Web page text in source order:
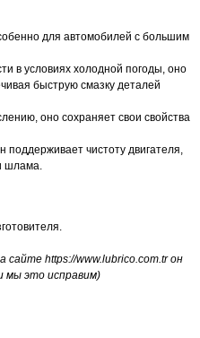
для автомобилей с большим
в условиях холодной погоды, оно
быструю смазку деталей
оно сохраняет свои свойства
поддерживает чистоту двигателя,
шлама.
https://www.lubrico.com.tr он
мы это исправим)